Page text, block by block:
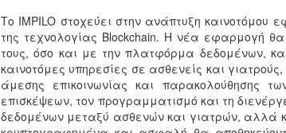
Το IMPILO στοχεύει στην ανάπτυξη καινοτόμου
της τεχνολογίας Blockchain. Η νέα εφαρμογή
τους, όσο και με την πλατφόρμα δεδομένων,
καινοτόμες υπηρεσίες σε ασθενείς και
άμεσης επικοινωνίας και παρακολούθησης
επισκέψεων, τον προγραμματισμό και τη
δεδομένων μεταξύ ασθενών και γιατρών, αλλά